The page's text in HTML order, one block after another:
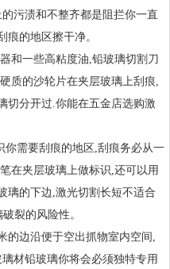
污渍和不整齐都是阻拦你一直
痕的地区擦干净。
和一些高粘度油,铅玻璃切割刀
质的沙轮片在夹层玻璃上刮痕,
切分开过.你能在五金店选购激
你需要刮痕的地区,刮痕务必从一
在夹层玻璃上做标识,还可以用
璃的下边,激光切割长短不适合
裂的风险性。
的边沿便于空出抓物室内空间,
材铅玻璃你将会必须独特专用